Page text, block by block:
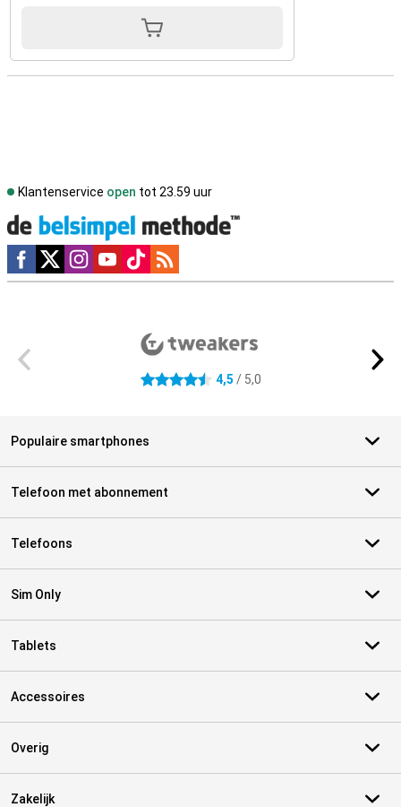
Klantenservice open tot 23.59 uur
Social media
4.5 sterren 4,5 / 5,0
Populaire smartphones
Telefoon met abonnement
Telefoons
Sim Only
Tablets
Accessoires
Overig
Zakelijk